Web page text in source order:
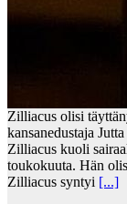
Zilliacus olisi
kansanedustaja
Zilliacus kuoli
toukokuuta. Hän
Zilliacus syntyi [...]